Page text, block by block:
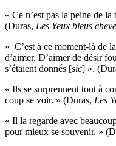
« Ce n’est pas la peine de
(Duras, Les Yeux bleus
« C’est à ce moment-là de
d’aimer. D’aimer de désir
s’étaient donnés [sic] ».
« Ils se surprennent tout à
coup se voir. » (Duras, Les
« Il la regarde avec
pour mieux se souvenir. »